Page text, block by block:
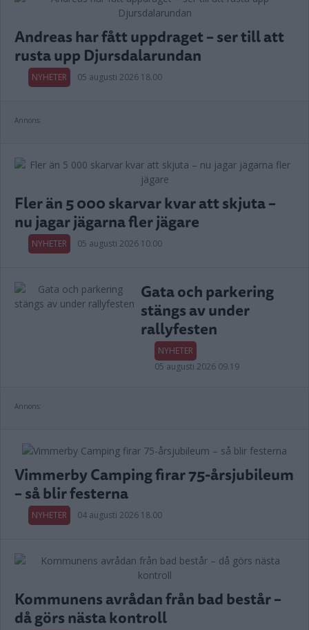
Andreas har fått uppdraget – ser till att
rusta upp Djursdalarundan
NYHETER 05 augusti 2026 18.00
Annons:
Fler än 5 000 skarvar kvar att skjuta –
nu jagar jägarna fler jägare
NYHETER 05 augusti 2026 10.00
Gata och parkering
stängs av under
rallyfesten
NYHETER
05 augusti 2026 09.19
Annons:
Vimmerby Camping firar 75-årsjubileum
– så blir festerna
NYHETER 04 augusti 2026 18.00
Kommunens avrådan från bad består –
då görs nästa kontroll